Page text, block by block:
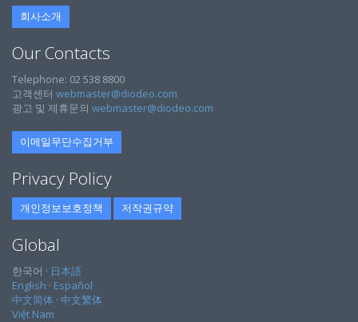
회사소개
Our Contacts
Telephone: 02 538 8800
고객센터 webmaster@diodeo.com
광고 및 제휴문의 webmaster@diodeo.com
이메일무단수집거부
Privacy Policy
개인정보보호정책 저작권규약
Global
한국어 · 日本語
English · Español
中文简体 · 中文繁体
Việt Nam